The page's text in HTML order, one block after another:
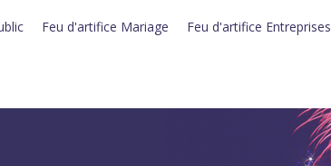
Feu d'artifice Mariage Feu d'artifice Entreprises